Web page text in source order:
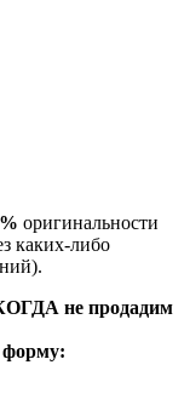
оригинальности
каких-либо
не продадим
форму: